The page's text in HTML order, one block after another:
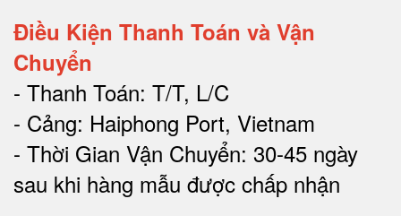
Điều Kiện Thanh Toán và Vận
Chuyển
- Thanh Toán: T/T, L/C
- Cảng: Haiphong Port, Vietnam
- Thời Gian Vận Chuyển: 30-45 ngày
sau khi hàng mẫu được chấp nhận